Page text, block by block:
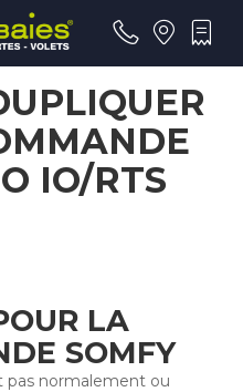
IO/RTS
LA
SOMFY
pas normalement ou